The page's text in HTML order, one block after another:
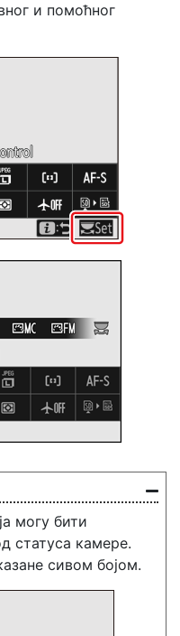
и помоћног
могу бити
статуса камере.
сивом бојом.